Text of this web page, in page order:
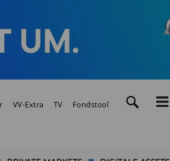
VV-Extra TV Fondstool